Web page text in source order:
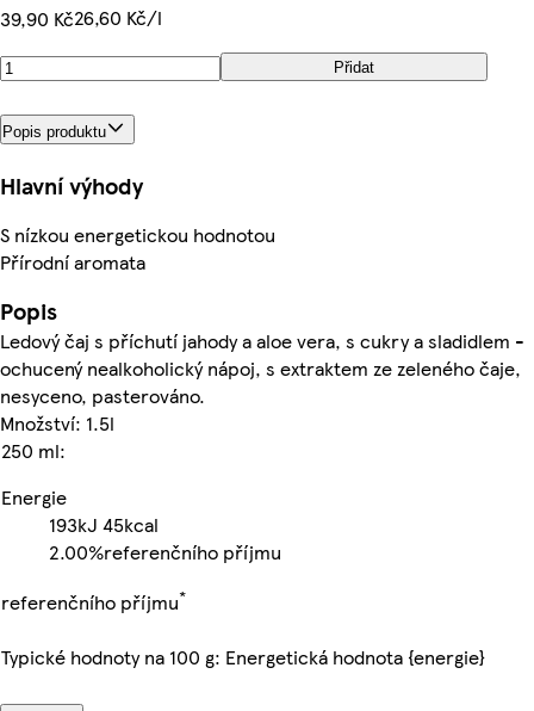
39,90 Kč26,60 Kč/l
Přidat
Popis produktu
Hlavní výhody
S nízkou energetickou hodnotou
Přírodní aromata
Popis
Ledový čaj s příchutí jahody a aloe vera, s cukry a sladidlem -
ochucený nealkoholický nápoj, s extraktem ze zeleného čaje,
nesyceno, pasterováno.
Množství: 1.5l
250 ml:
Energie
193kJ 45kcal
2.00%referenčního příjmu
referenčního příjmu*
Typické hodnoty na 100 g: Energetická hodnota {energie}